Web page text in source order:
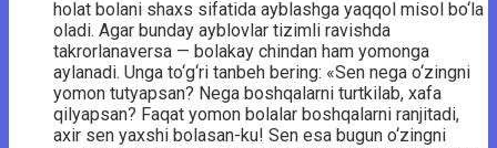
holat bolani shaxs sifatida ayblashga yaqqol misol bo‘la
oladi. Agar bunday ayblovlar tizimli ravishda
takrorlanaversa — bolakay chindan ham yomonga
aylanadi. Unga to‘g‘ri tanbeh bering: «Sen nega o‘zingni
yomon tutyapsan? Nega boshqalarni turtkilab, xafa
qilyapsan? Faqat yomon bolalar boshqalarni ranjitadi,
axir sen yaxshi bolasan-ku! Sen esa bugun o‘zingni